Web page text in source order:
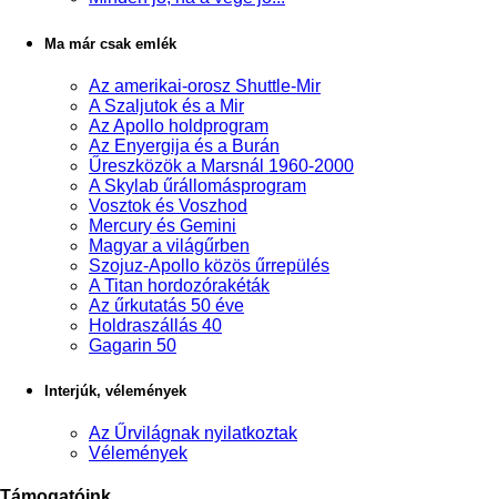
Ma már csak emlék
Az amerikai-orosz Shuttle-Mir
A Szaljutok és a Mir
Az Apollo holdprogram
Az Enyergija és a Burán
Űreszközök a Marsnál 1960-2000
A Skylab űrállomásprogram
Vosztok és Voszhod
Mercury és Gemini
Magyar a világűrben
Szojuz-Apollo közös űrrepülés
A Titan hordozórakéták
Az űrkutatás 50 éve
Holdraszállás 40
Gagarin 50
Interjúk, vélemények
Az Űrvilágnak nyilatkoztak
Vélemények